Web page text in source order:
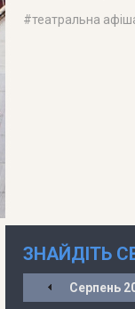
#театральна
ЗНАЙДІТЬ
Серпень